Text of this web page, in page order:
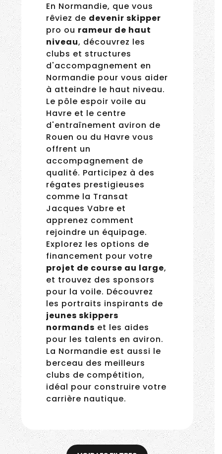
En Normandie, que vous
rêviez de devenir skipper
pro ou rameur de haut
niveau, découvrez les
clubs et structures
d'accompagnement en
Normandie pour vous aider
à atteindre le haut niveau.
Le pôle espoir voile au
Havre et le centre
d'entraînement aviron de
Rouen ou du Havre vous
offrent un
accompagnement de
qualité. Participez à des
régates prestigieuses
comme la Transat
Jacques Vabre et
apprenez comment
rejoindre un équipage.
Explorez les options de
financement pour votre
projet de course au large,
et trouvez des sponsors
pour la voile. Découvrez
les portraits inspirants de
jeunes skippers
normands et les aides
pour les talents en aviron.
La Normandie est aussi le
berceau des meilleurs
clubs de compétition,
idéal pour construire votre
carrière nautique.
Tugdual Brand-Gazeau :